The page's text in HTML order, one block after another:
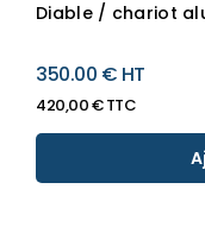
Diable / chariot
350.00 € HT
420,00 € TTC